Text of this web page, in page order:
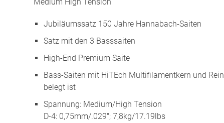
Jubiläumssatz 150 Jahre Hannabach-Saiten
Satz mit den 3 Basssaiten
High-End Premium Saite
Bass-Saiten mit HiTEch Multifilamentkern und
belegt ist
Spannung: Medium/High Tension
D-4: 0,75mm/.029″; 7,8kg/17.19lbs